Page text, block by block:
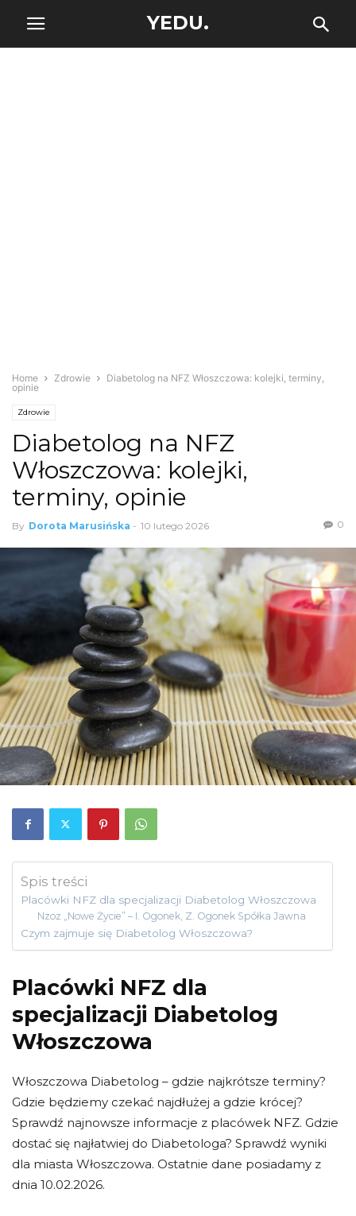
YEDU.
Home Zdrowie
Diabetolog na NFZ Włoszczowa: kolejki, terminy,
opinie
Zdrowie
Diabetolog na NFZ
Włoszczowa: kolejki,
terminy, opinie
By Dorota Marusińska - 10 lutego 2026 0
Spis treści
Placówki NFZ dla specjalizacji Diabetolog Włoszczowa
Nzoz „Nowe Życie” – I. Ogonek, Z. Ogonek Spółka Jawna
Czym zajmuje się Diabetolog Włoszczowa?
Placówki NFZ dla
specjalizacji Diabetolog
Włoszczowa
Włoszczowa Diabetolog – gdzie najkrótsze terminy?
Gdzie będziemy czekać najdłużej a gdzie krócej?
Sprawdź najnowsze informacje z placówek NFZ. Gdzie
dostać się najłatwiej do Diabetologa? Sprawdź wyniki
dla miasta Włoszczowa. Ostatnie dane posiadamy z
dnia 10.02.2026.